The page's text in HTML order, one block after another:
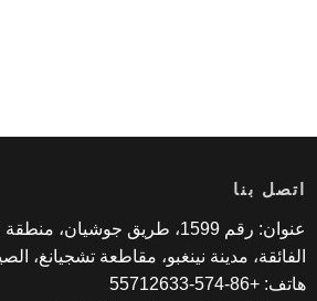
اتصل بنا
عنوان: رقم 1599، طريق جوشيان،
الفائقة، مدينة نينغبو، مقاطعة تشجيانغ،
هاتف: +86-574-55712633